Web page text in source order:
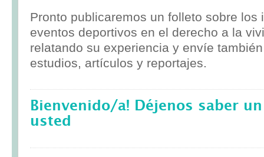
Pronto publicaremos un folleto sobre los
eventos deportivos en el derecho a la
relatando su experiencia y envíe
estudios, artículos y reportajes.
Bienvenido/a! Déjenos saber
usted